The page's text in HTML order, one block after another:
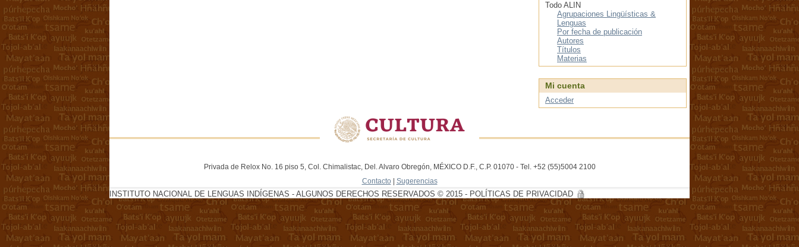
Todo ALIN
Agrupaciones Lingüísticas &
Lenguas
Por fecha de publicación
Autores
Títulos
Materias
Mi cuenta
Acceder
Privada de Relox No. 16 piso 5, Col. Chimalistac, Del. Alvaro Obregón, MÉXICO D.F., C.P. 01070 - Tel. +52 (55)5004 2100
Contacto | Sugerencias
INSTITUTO NACIONAL DE LENGUAS INDÍGENAS - ALGUNOS DERECHOS RESERVADOS © 2015 - POLÍTICAS DE PRIVACIDAD